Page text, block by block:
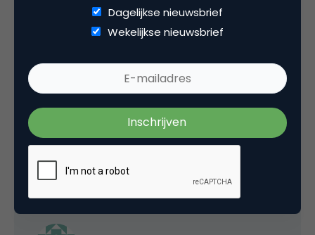
Contentmarketing & Storytelling
Tags
1 Reactie
Dagelijkse nieuwsbrief
Wekelijkse nieuwsbrief